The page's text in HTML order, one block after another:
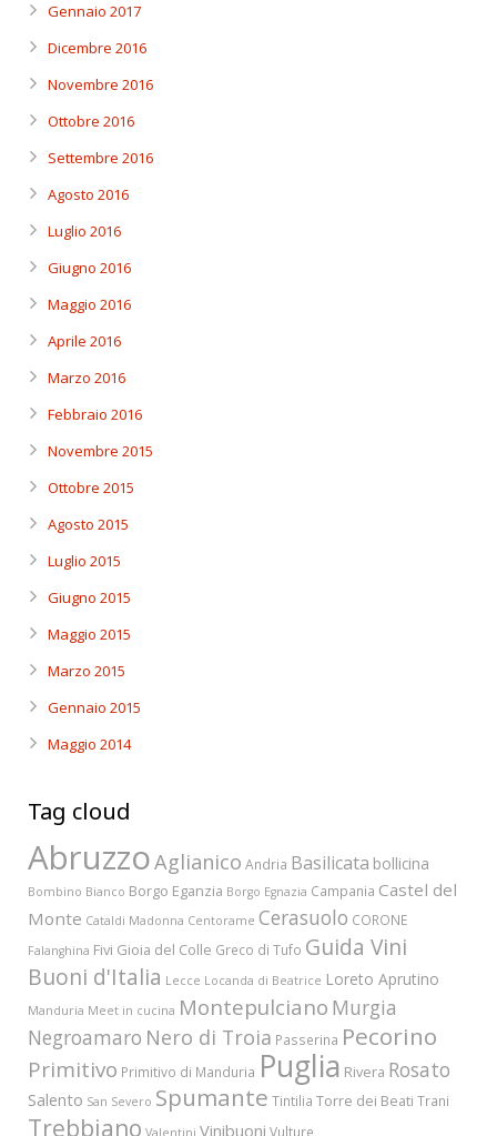
Gennaio 2017
Dicembre 2016
Novembre 2016
Ottobre 2016
Settembre 2016
Agosto 2016
Luglio 2016
Giugno 2016
Maggio 2016
Aprile 2016
Marzo 2016
Febbraio 2016
Novembre 2015
Ottobre 2015
Agosto 2015
Luglio 2015
Giugno 2015
Maggio 2015
Marzo 2015
Gennaio 2015
Maggio 2014
Tag cloud
AbruzzoAglianico Andria Basilicata bollicina
Bombino Bianco Borgo Eganzia Borgo Egnazia Campania Castel del
Monte Cataldi Madonna Centorame Cerasuolo CORONE
Falanghina Fivi Gioia del Colle Greco di Tufo Guida Vini
Buoni d'Italia Lecce Locanda di Beatrice Loreto Aprutino
Manduria Meet in cucina Montepulciano Murgia
Negroamaro Nero di Troia Passerina Pecorino
Primitivo Primitivo di Manduria Puglia Rivera Rosato
Salento San Severo Spumante Tintilia Torre dei Beati Trani
Trebbiano Valentini Vinibuoni Vulture